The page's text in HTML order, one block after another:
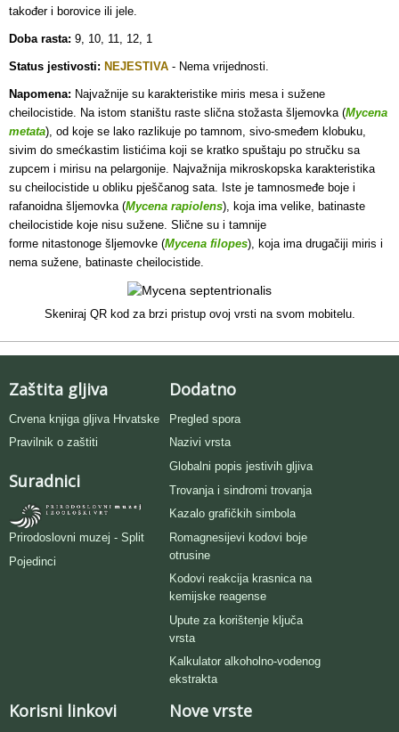
također i borovice ili jele.
Doba rasta: 9, 10, 11, 12, 1
Status jestivosti: NEJESTIVA - Nema vrijednosti.
Napomena: Najvažnije su karakteristike miris mesa i sužene
cheilocistide. Na istom staništu raste slična stožasta šljemovka (Mycena
metata), od koje se lako razlikuje po tamnom, sivo-smeđem klobuku,
sivim do smećkastim listićima koji se kratko spuštaju po stručku sa
zupcem i mirisu na pelargonije. Najvažnija mikroskopska karakteristika
su cheilocistide u obliku pješčanog sata. Iste je tamnosmeđe boje i
rafanoidna šljemovka (Mycena rapiolens), koja ima velike, batinaste
cheilocistide koje nisu sužene. Slične su i tamnije
forme nitastonoge šljemovke (Mycena filopes), koja ima drugačiji miris i
nema sužene, batinaste cheilocistide.
Skeniraj QR kod za brzi pristup ovoj vrsti na svom mobitelu.
Zaštita gljiva
Crvena knjiga gljiva Hrvatske
Pravilnik o zaštiti
Suradnici
Prirodoslovni muzej - Split
Pojedinci
Dodatno
Pregled spora
Nazivi vrsta
Globalni popis jestivih gljiva
Trovanja i sindromi trovanja
Kazalo grafičkih simbola
Romagnesijevi kodovi boje
otrusine
Kodovi reakcija krasnica na
kemijske reagense
Upute za korištenje ključa
vrsta
Kalkulator alkoholno-vodenog
ekstrakta
Korisni linkovi Nove vrste